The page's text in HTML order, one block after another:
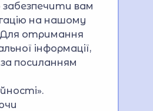
вам
на нашому
Для отримання
інформації,
посиланням
.